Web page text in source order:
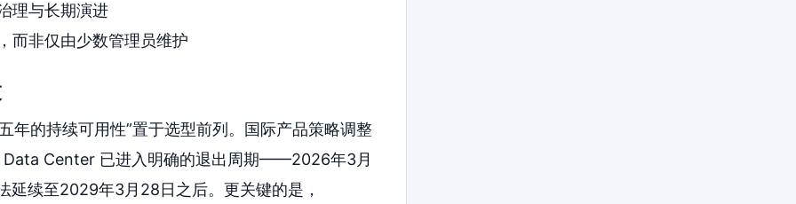
理与长期演进
而非仅由少数管理员维护
年的持续可用性”置于选型前列。国际产品策略调整
Data Center 已进入明确的退出周期——2026年3月
延续至2029年3月28日之后。更关键的是，